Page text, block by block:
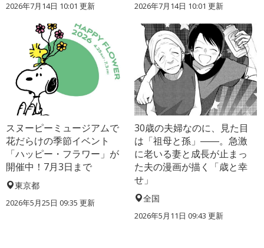
2026年7月14日 10:01 更新 2026年7月14日 10:01 更新
スヌーピーミュージアムで
花だらけの季節イベント
「ハッピー・フラワー」が
開催中！7月3日まで
東京都
2026年5月25日 09:35 更新
30歳の夫婦なのに、見た目
は「祖母と孫」――。急激
に老いる妻と成長が止まっ
た夫の漫画が描く「歳と幸
せ」
全国
2026年5月11日 09:43 更新